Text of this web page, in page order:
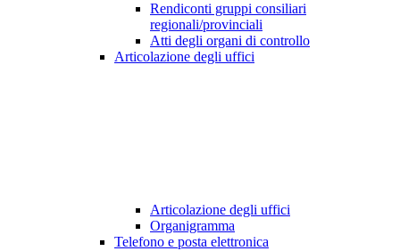
Rendiconti gruppi consiliari
regionali/provinciali
Atti degli organi di controllo
Articolazione degli uffici
Articolazione degli uffici
Organigramma
Telefono e posta elettronica